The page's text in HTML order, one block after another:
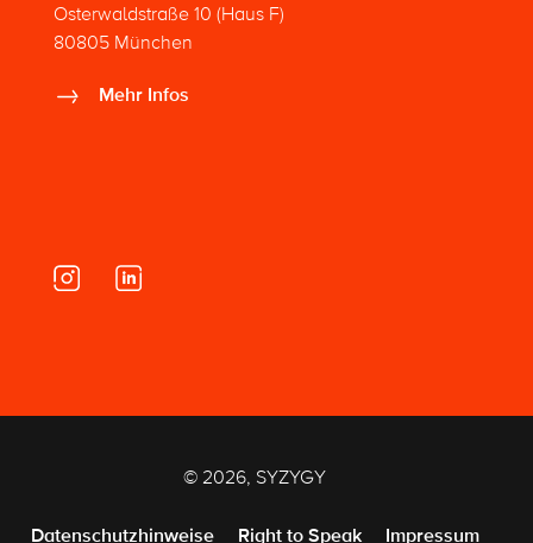
Osterwaldstraße 10 (Haus F)
80805 München
Mehr Infos
© 2026, SYZYGY
Datenschutzhinweise Right to Speak Impressum